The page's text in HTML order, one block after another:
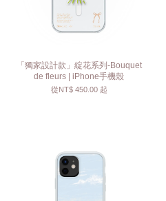
「獨家設計款」綻花系列-Bouquet
de fleurs | iPhone手機殼
從NT$ 450.00 起